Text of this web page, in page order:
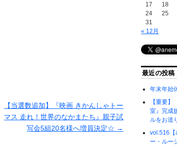
【当選数追加】『映画 きかんしゃトー
マス 走れ！世界のなかまたち』親子試
写会5組20名様へ増員決定☆ →
17
18
24
25
31
« 12月
最近の投稿
年末年始
【重要
室』完成
ルをお送
vol.516
ー・ルー